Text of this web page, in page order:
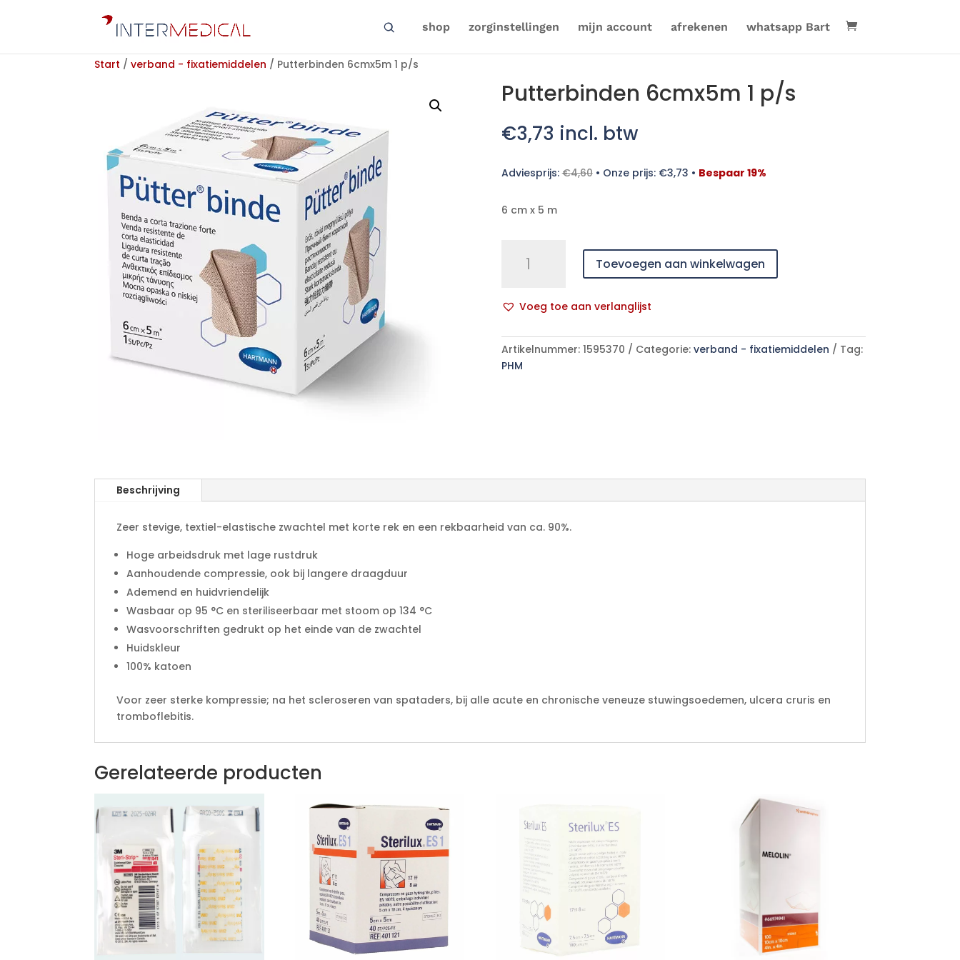
shop zorginstellingen mijn account afrekenen whatsapp Bart
Start / verband - fixatiemiddelen / Putterbinden 6cmx5m 1 p/s
Putterbinden 6cmx5m 1 p/s
€3,73 incl. btw
Adviesprijs:€4,60• Onze prijs: €3,73 • Bespaar 19%
6 cm x 5 m
6cmx5m
aantal
Toevoegen aan winkelwagen
Voeg toe aan verlanglijst
l
t
e
:
Artikelnummer: 1595370 Categorie: verband - fixatiemiddelen
Tag:
PHM
Beschrijving
Zeer stevige, textiel-elastische zwachtel met korte rek en een rekbaarheid van ca. 90%.
Hoge arbeidsdruk met lage rustdruk
Aanhoudende compressie, ook bij langere draagduur
Ademend en huidvriendelijk
Wasbaar op 95 °C en steriliseerbaar met stoom op 134 °C
Wasvoorschriften gedrukt op het einde van de zwachtel
Huidskleur
100% katoen
Voor zeer sterke kompressie; na het scleroseren van spataders, bij alle acute en chronische veneuze stuwingsoedemen, ulcera cruris en
tromboflebitis.
Gerelateerde producten